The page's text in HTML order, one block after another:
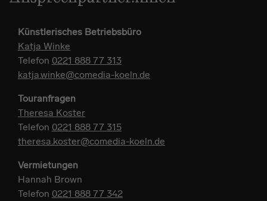
Künstlerisches Betriebsbüro
Katja Winke
Telefon 0221 888 77 313
katja.winke@comedia-koeln.de
Touranfragen
Theresa Koster
Telefon 0221 888 77 315
theresa.koster@comedia-koeln.de
Vermietungen
Hannah Brown
Telefon 0221 888 77 342